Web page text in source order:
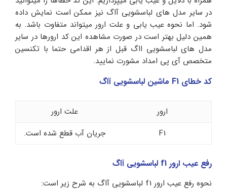
در سایر مدل های لباسشویی آاگ نیز ممکن است نمایش داده
شود. اما نحوه عیب یابی و علت ارور میتواند متفاوت باشد. به
همین دلیل بهتر است در صورت مشاهده این کد ارورها در سایر
مدل های لباسشویی ااگ قبل از هر اقدامی حتما با تکنسین
متخصص آی پی امداد مشورت نمایید.
کد خطای F1 ماشین لباسشویی آاگ
ارور
علت ارور
F1
جریان آب قطع شده است.
رفع عیب ارور f1 لباسشویی آاگ
نحوه رفع عیب ارور f1 لباسشویی آاگ به شرح زیر است: